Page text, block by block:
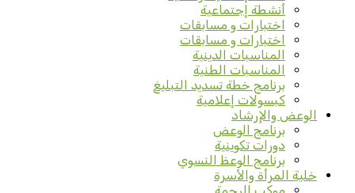
أنشطة إجتماعية
اختبارات و مسابقات
اختبارات و مسابقات
المناسبات الدينية
المناسبات الطنية
برنامج خطة تسديد التبليغ
كبسولات إعلامية
الوعض والإرشاد
برنامج الوعض
دورات تكوينية
برنامج الوعظ النسوي
خلية المرأة والأسرة